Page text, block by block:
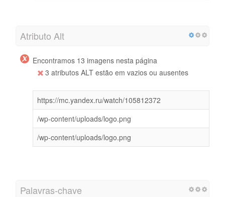
Atributo Alt
Encontramos 13 imagens nesta página
3 atributos ALT estão em vazios ou ausentes
https://mc.yandex.ru/watch/105812372
/wp-content/uploads/logo.png
/wp-content/uploads/logo.png
Palavras-chave